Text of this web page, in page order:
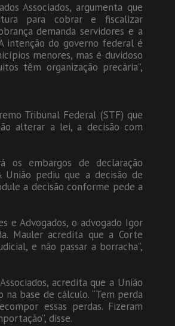
Associados, argumenta que
para cobrar e fiscalizar
demanda servidores e a
intenção do governo federal é
menores, mas é duvidoso
têm organização precária”,
Tribunal Federal (STF) que
alterar a lei, a decisão com
os embargos de declaração
União pediu que a decisão de
a decisão conforme pede a
e Advogados, o advogado Igor
Mauler acredita que a Corte
e não passar a borracha”,
acredita que a União
base de cálculo. “Tem perda
essas perdas. Fizeram
disse.